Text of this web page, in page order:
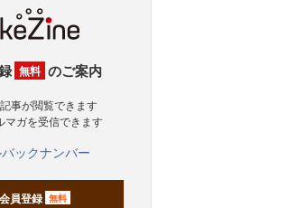
無料 のご案内
事が閲覧できます
マガを受信できます
ックナンバー
員登録 無料